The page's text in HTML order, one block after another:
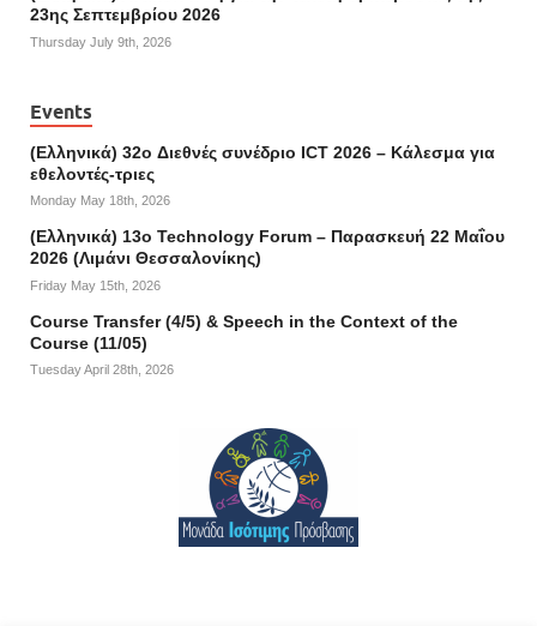
23ης Σεπτεμβρίου 2026
Thursday July 9th, 2026
Events
(Ελληνικά) 32o Διεθνές συνέδριο ICT 2026 – Κάλεσμα για
εθελοντές-τριες
Monday May 18th, 2026
(Ελληνικά) 13ο Technology Forum – Παρασκευή 22 Μαΐου
2026 (Λιμάνι Θεσσαλονίκης)
Friday May 15th, 2026
Course Transfer (4/5) & Speech in the Context of the
Course (11/05)
Tuesday April 28th, 2026